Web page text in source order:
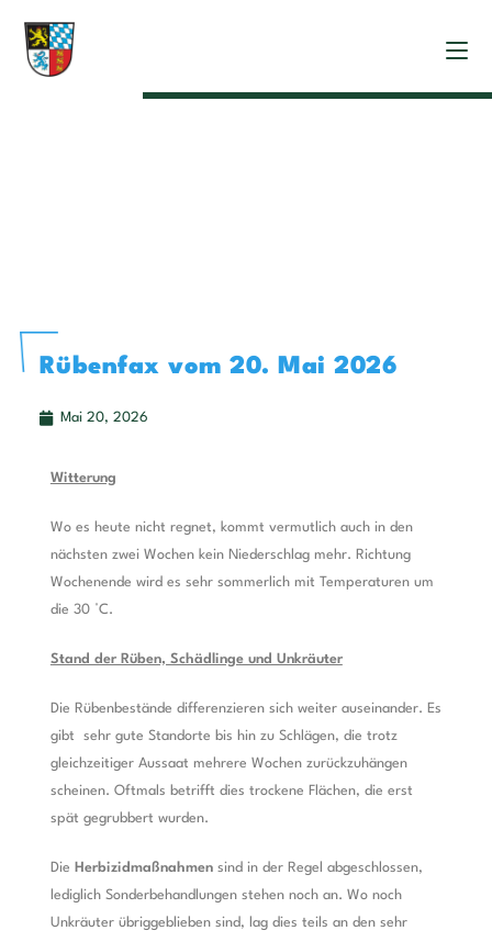
Rübenfax vom 20. Mai 2026
Mai 20, 2026
Witterung
Wo es heute nicht regnet, kommt vermutlich auch in den
nächsten zwei Wochen kein Niederschlag mehr. Richtung
Wochenende wird es sehr sommerlich mit Temperaturen um
die 30 °C.
Stand der Rüben, Schädlinge und Unkräuter
Die Rübenbestände differenzieren sich weiter auseinander. Es
gibt sehr gute Standorte bis hin zu Schlägen, die trotz
gleichzeitiger Aussaat mehrere Wochen zurückzuhängen
scheinen. Oftmals betrifft dies trockene Flächen, die erst
spät gegrubbert wurden.
Die Herbizidmaßnahmensind in der Regel abgeschlossen,
lediglich Sonderbehandlungen stehen noch an. Wo noch
Unkräuter übriggeblieben sind, lag dies teils an den sehr